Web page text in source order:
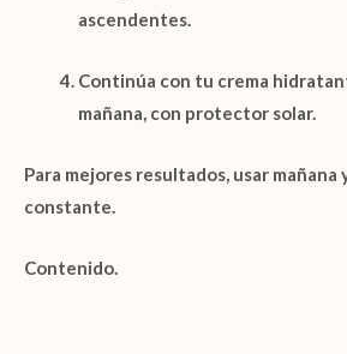
ascendentes.
Continúa con tu crema
mañana, con protector solar.
Para mejores resultados, usar mañana
constante.
Contenido.